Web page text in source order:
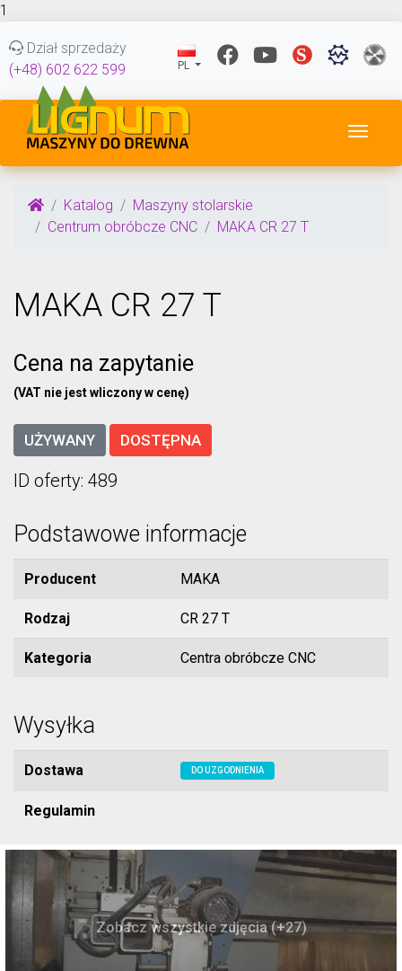
1
Dział sprzedaży
(+48) 602 622 599
PL
Katalog
Maszyny stolarskie
Centrum obróbcze CNC
MAKA CR 27 T
MAKA CR 27 T
Cena na zapytanie
(VAT nie jest wliczony w cenę)
UŻYWANY DOSTĘPNA
ID oferty: 489
Podstawowe informacje
Producent MAKA
Rodzaj CR 27 T
Kategoria Centra obróbcze CNC
Wysyłka
Dostawa DO UZGODNIENIA
Regulamin
Zobacz wszystkie zdjęcia (+27)